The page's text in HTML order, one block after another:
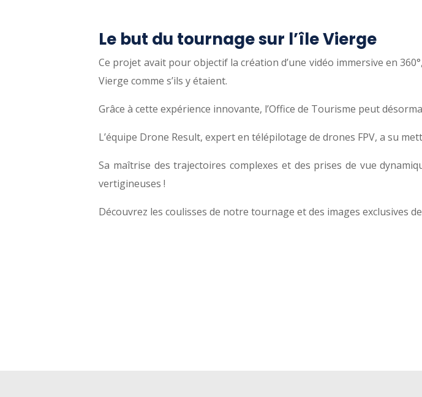
Le but du tournage sur l’île Vierge
Ce projet avait pour objectif la création d’une vidéo immersive en
Vierge comme s’ils y étaient.
Grâce à cette expérience innovante, l’Office de Tourisme peut
L’équipe Drone Result, expert en télépilotage de drones FPV, a su
Sa maîtrise des trajectoires complexes et des prises de vue
vertigineuses !
Découvrez les coulisses de notre tournage et des images exclusives